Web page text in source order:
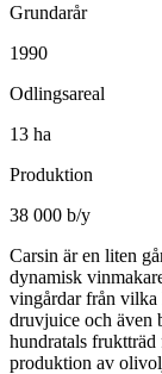
Grundarår
1990
Odlingsareal
13 ha
Produktion
38 000 b/y
Carsin är en liten
dynamisk
vingårdar från vilka
druvjuice och även
hundratals
produktion av